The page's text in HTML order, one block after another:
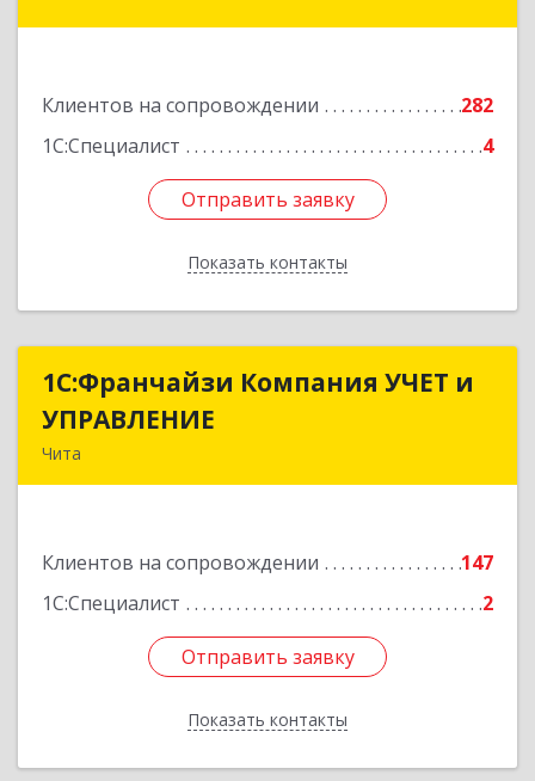
Клиентов на сопровождении
282
1С:Специалист
4
Отправить заявку
Показать контакты
Отправить заявку
Назад
1С:Франчайзи Компания УЧЕТ и
УПРАВЛЕНИЕ
Чита
Клиентов на сопровождении
147
1С:Специалист
2
Отправить заявку
Показать контакты
1С:Франчайзи Компания УЧЕТ и
Подробнее
Отправить заявку
Назад